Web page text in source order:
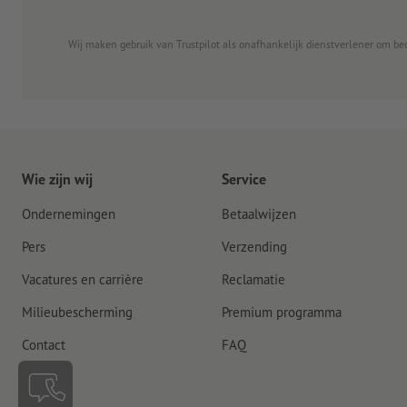
Wij maken gebruik van Trustpilot als onafhankelijk dienstverlener om
Wie zijn wij
Ondernemingen
Pers
Vacatures en carrière
Milieubescherming
Contact
Service
Betaalwijzen
Verzending
Reclamatie
Premium programma
FAQ